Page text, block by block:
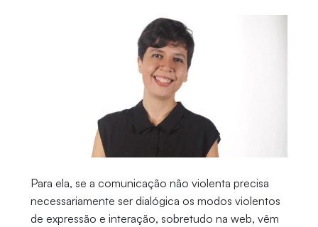
Para ela, se a comunicação não violenta precisa
necessariamente ser dialógica os modos violentos
de expressão e interação, sobretudo na web, vêm